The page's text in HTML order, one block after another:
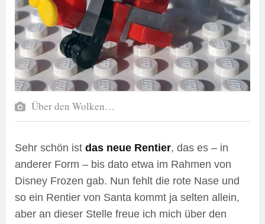
Über den Wolken…
Sehr schön ist das neue Rentier, das es – in
anderer Form – bis dato etwa im Rahmen von
Disney Frozen gab. Nun fehlt die rote Nase und
so ein Rentier von Santa kommt ja selten allein,
aber an dieser Stelle freue ich mich über den